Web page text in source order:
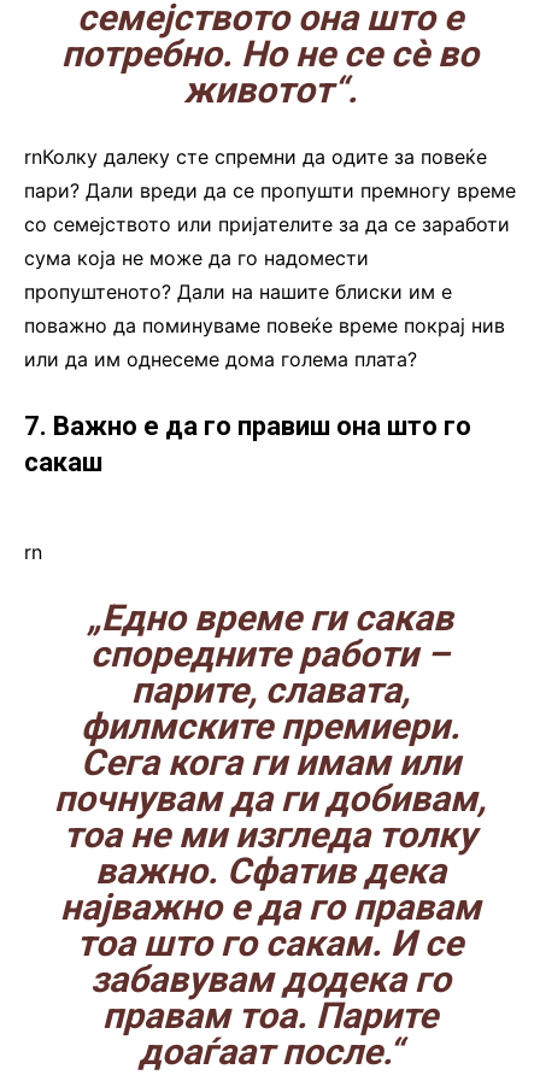
семејството она што е
потребно. Но не се сè во
животот“.
rnКолку далеку сте спремни да одите за повеќе
пари? Дали вреди да се пропушти премногу време
со семејството или пријателите за да се заработи
сума која не може да го надомести
пропуштеното? Дали на нашите блиски им е
поважно да поминуваме повеќе време покрај нив
или да им однесеме дома голема плата?
7. Важно е да го правиш она што го
сакаш
rn
„Едно време ги сакав
споредните работи –
парите, славата,
филмските премиери.
Сега кога ги имам или
почнувам да ги добивам,
тоа не ми изгледа толку
важно. Сфатив дека
најважно е да го правам
тоа што го сакам. И се
забавувам додека го
правам тоа. Парите
доаѓаат после.“